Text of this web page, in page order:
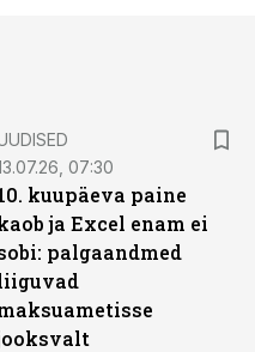
07:30
kuupäeva paine
ja Excel enam ei
palgaandmed